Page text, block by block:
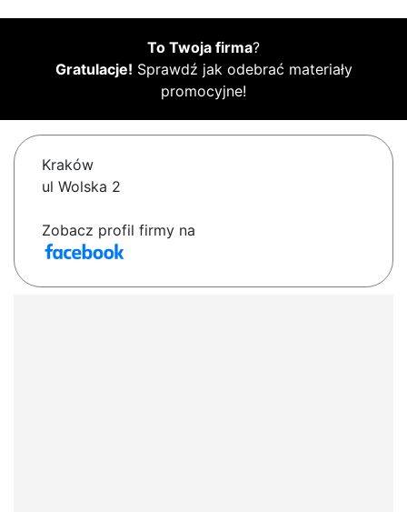
To Twoja firma?
Gratulacje! Sprawdź jak odebrać materiały
promocyjne!
Kraków
ul Wolska 2
Zobacz profil firmy na